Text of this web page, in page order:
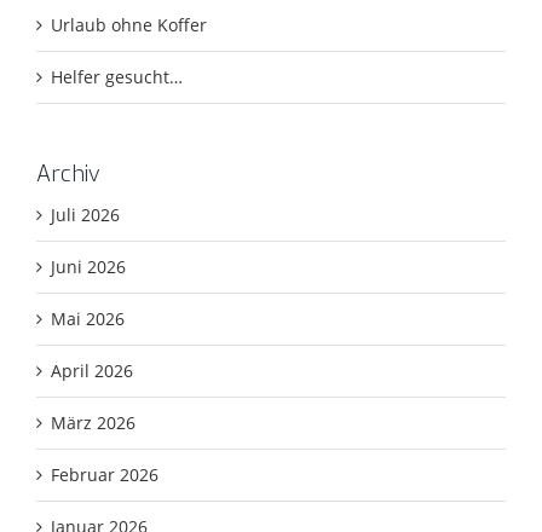
Urlaub ohne Koffer
Helfer gesucht…
Archiv
Juli 2026
Juni 2026
Mai 2026
April 2026
März 2026
Februar 2026
Januar 2026